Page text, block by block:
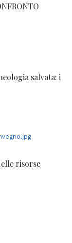
salvata: i
risorse